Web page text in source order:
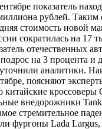
показатель
рублей. Таким
стоимость новой
сократилась на 17
отечественных
на 3 процента и
аналитики.
поясняют
китайские кроссоверы
внедорожники
стремительное
фургоны Lada